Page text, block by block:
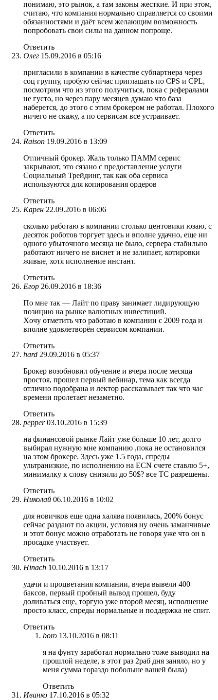
понимаю, это рынок, а там законы жесткие. И при этом,
считаю, что компания нормально справляется со своими
обязанностями и даёт всем желающим возможность
попробовать свои силы на данном попроще.
Ответить
Олег 15.09.2016 в 05:16
пригласили в компании в качестве субпартнера через
соц группу, пробую сейчас приглашать по CPS и CPL,
посмотрим что из этого получиться, пока с рефералами
не густо, но через пару месяцев думаю что база
наберется, до этого с этим брокером не работал. Плохого
ничего не скажу, а по сервисам все устраивает.
Ответить
Raison 19.09.2016 в 13:09
Отличный брокер. Жаль только ПАММ сервис
закрывают, это сязано с предоставление услуги
Социальный Трейдинг, так как оба сервиса
используются для копирования ордеров
Ответить
Карен 22.09.2016 в 06:06
сколько работаю в компании столько центовики юзаю, с
десяток роботов торгует здесь и вполне удачно, еще ни
одного убыточного месяца не было, сервера стабильно
работают ничего не виснет и не залипает, котировки
живые, хотя исполнение инстант.
Ответить
Егор 26.09.2016 в 18:36
По мне так — Лайт по праву занимает лидирующую
позицию на рынке валютных инвестиций.
Xочу отметить что работаю в компании с 2009 года и
вполне удовлетворён сервисом компании.
Ответить
hard 29.09.2016 в 05:37
Брокер возобновил обучение и вчера после месяца
простоя, прошел первый вебинар, тема как всегда
отлично подобрана и лектор рассказывает так что час
времени пролетает незаметно.
Ответить
pepper 03.10.2016 в 15:39
на финансовой рынке Лайт уже больше 10 лет, долго
выбирал нужную мне компанию ,пока не остановился
на этом брокере. Здесь уже 1.5 года, спреды
ультранизкие, по исполнению на ECN счете ставлю 5+,
минималку к слову снизили до 50$? все ТС разрешены.
Ответить
Николай 06.10.2016 в 10:02
для новичков еще одна халява появилась, 200% бонус
сейчас раздают по акции, условия ну очень заманчивые
и этот бонус можно отработать не говоря уже что он в
просадке участвует.
Ответить
Hinach 10.10.2016 в 13:17
удачи и процветания компании, вчера вывели 400
баксов, первый пробный вывод прошел, буду
доливаться еще, торгую уже второй месяц, исполнение
просто класс, спреды нормальные и поддержка не спит.
Ответить
boro 13.10.2016 в 08:11
я на фунту заработал нормально тоже выводил на
прошлой неделе, в этот раз 2раб дня заняло, но у
меня сумма гораздо побольше вашей была)
Ответить
Иванко 17.10.2016 в 05:32